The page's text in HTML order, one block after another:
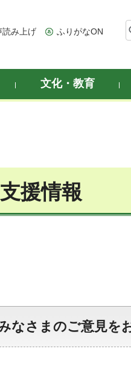
読み上げ ふりがなON
文化・教育
援情報
なさまのご意見を